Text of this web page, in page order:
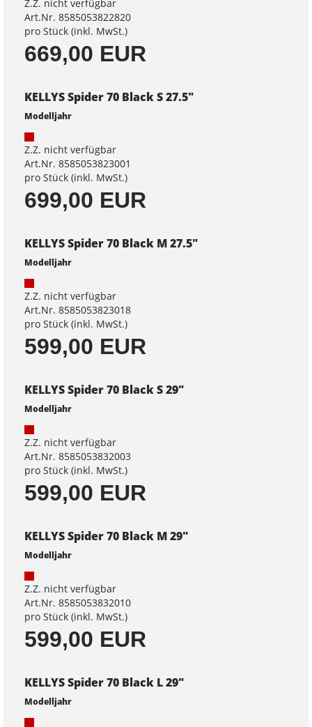
Z.Z. nicht verfügbar
Art.Nr. 8585053822820
pro Stück (inkl. MwSt.)
669,00 EUR
KELLYS Spider 70 Black S 27.5"
Modelljahr
Z.Z. nicht verfügbar
Art.Nr. 8585053823001
pro Stück (inkl. MwSt.)
699,00 EUR
KELLYS Spider 70 Black M 27.5"
Modelljahr
Z.Z. nicht verfügbar
Art.Nr. 8585053823018
pro Stück (inkl. MwSt.)
599,00 EUR
KELLYS Spider 70 Black S 29"
Modelljahr
Z.Z. nicht verfügbar
Art.Nr. 8585053832003
pro Stück (inkl. MwSt.)
599,00 EUR
KELLYS Spider 70 Black M 29"
Modelljahr
Z.Z. nicht verfügbar
Art.Nr. 8585053832010
pro Stück (inkl. MwSt.)
599,00 EUR
KELLYS Spider 70 Black L 29"
Modelljahr